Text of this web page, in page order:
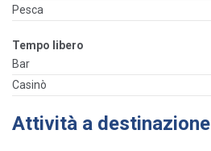
Pesca
Tempo libero
Bar
Casinò
Attività a destinazione